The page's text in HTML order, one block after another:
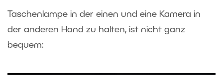
Taschenlampe in der einen und eine Kamera in
der anderen Hand zu halten, ist nicht ganz
bequem: